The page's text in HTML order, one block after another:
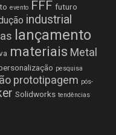
evento FFF futuro
industrial
lançamento
materiais Metal
pesquisa
prototipagem pós-
Solidworks tendências